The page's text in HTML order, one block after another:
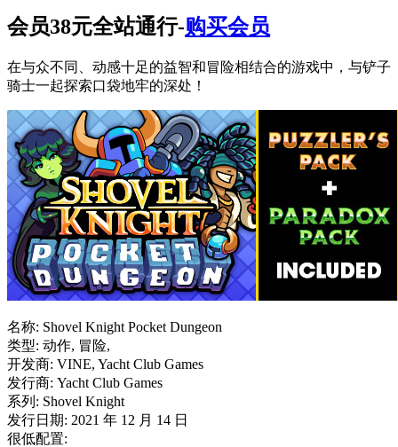
会员38元全站通行-购买会员
在与众不同、动感十足的益智和冒险相结合的游戏中，与铲子
骑士一起探索口袋地牢的深处！
名称: Shovel Knight Pocket Dungeon
类型: 动作, 冒险,
开发商: VINE, Yacht Club Games
发行商: Yacht Club Games
系列: Shovel Knight
发行日期: 2021 年 12 月 14 日
很低配置: